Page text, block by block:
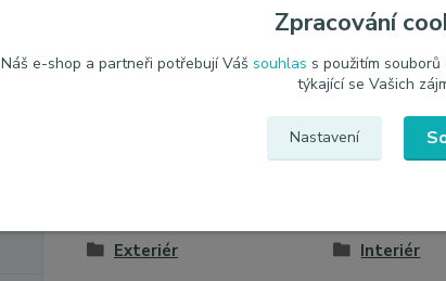
Exteriér Interiér
Zpracování
Náš e-shop a partneři potřebují Váš souhlas s použitím
týkající se Vašich
Nastavení